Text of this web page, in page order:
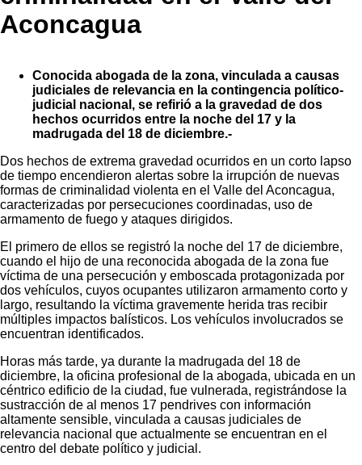
Aconcagua
Conocida abogada de la zona, vinculada a causas
judiciales de relevancia en la contingencia político-
judicial nacional, se refirió a la gravedad de dos
hechos ocurridos entre la noche del 17 y la
madrugada del 18 de diciembre.-
Dos hechos de extrema gravedad ocurridos en un corto lapso
de tiempo encendieron alertas sobre la irrupción de nuevas
formas de criminalidad violenta en el Valle del Aconcagua,
caracterizadas por persecuciones coordinadas, uso de
armamento de fuego y ataques dirigidos.
El primero de ellos se registró la noche del 17 de diciembre,
cuando el hijo de una reconocida abogada de la zona fue
víctima de una persecución y emboscada protagonizada por
dos vehículos, cuyos ocupantes utilizaron armamento corto y
largo, resultando la víctima gravemente herida tras recibir
múltiples impactos balísticos. Los vehículos involucrados se
encuentran identificados.
Horas más tarde, ya durante la madrugada del 18 de
diciembre, la oficina profesional de la abogada, ubicada en un
céntrico edificio de la ciudad, fue vulnerada, registrándose la
sustracción de al menos 17 pendrives con información
altamente sensible, vinculada a causas judiciales de
relevancia nacional que actualmente se encuentran en el
centro del debate político y judicial.